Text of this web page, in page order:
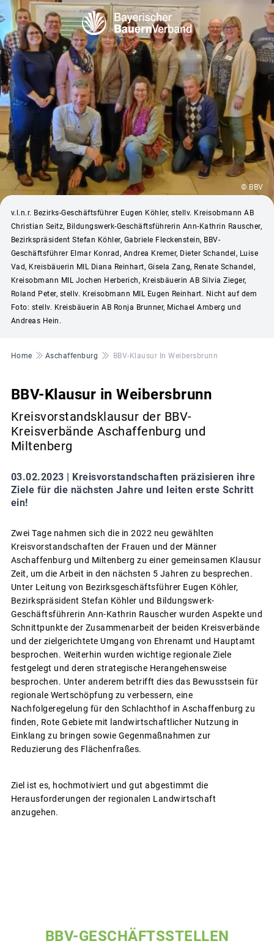
© BBV
v.l.n.r. Bezirks-Geschäftsführer Eugen Köhler, stellv. Kreisobmann AB
Christian Seitz, Bildungswerk-Geschäftsführerin Ann-Kathrin Rauscher,
Bezirkspräsident Stefan Köhler, Gabriele Fleckenstein, BBV-
Geschäftsführer Elmar Konrad, Andrea Kremer, Dieter Schandel, Luise
Vad, Kreisbäuerin MIL Diana Reinhart, Gisela Zang, Renate Schandel,
Kreisobmann MIL Jochen Herberich, Kreisbäuerin AB Silvia Zieger,
Roland Peter, stellv. Kreisobmann MIL Eugen Reinhart. Nicht auf dem
Foto: stellv. Kreisbäuerin AB Ronja Brunner, Michael Amberg und
Andreas Hein.
Pfadnavigation
Home Aschaffenburg BBV-Klausur In Weibersbrunn
BBV-Klausur in Weibersbrunn
Kreisvorstandsklausur der BBV-
Kreisverbände Aschaffenburg und
Miltenberg
03.02.2023 |
Kreisvorstandschaften präzisieren ihre
Ziele für die nächsten Jahre und leiten erste Schritt
ein!
Zwei Tage nahmen sich die in 2022 neu gewählten
Kreisvorstandschaften der Frauen und der Männer
Aschaffenburg und Miltenberg zu einer gemeinsamen Klausur
Zeit, um die Arbeit in den nächsten 5 Jahren zu besprechen.
Unter Leitung von Bezirksgeschäftsführer Eugen Köhler,
Bezirkspräsident Stefan Köhler und Bildungswerk-
Geschäftsführerin Ann-Kathrin Rauscher wurden Aspekte und
Schnittpunkte der Zusammenarbeit der beiden Kreisverbände
und der zielgerichtete Umgang von Ehrenamt und Hauptamt
besprochen. Weiterhin wurden wichtige regionale Ziele
festgelegt und deren strategische Herangehensweise
besprochen. Unter anderem betrifft dies das Bewusstsein für
regionale Wertschöpfung zu verbessern, eine
Nachfolgeregelung für den Schlachthof in Aschaffenburg zu
finden, Rote Gebiete mit landwirtschaftlicher Nutzung in
Einklang zu bringen sowie Gegenmaßnahmen zur
Reduzierung des Flächenfraßes.
Ziel ist es, hochmotiviert und gut abgestimmt die
Herausforderungen der regionalen Landwirtschaft
anzugehen.
BBV-GESCHÄFTSSTELLEN